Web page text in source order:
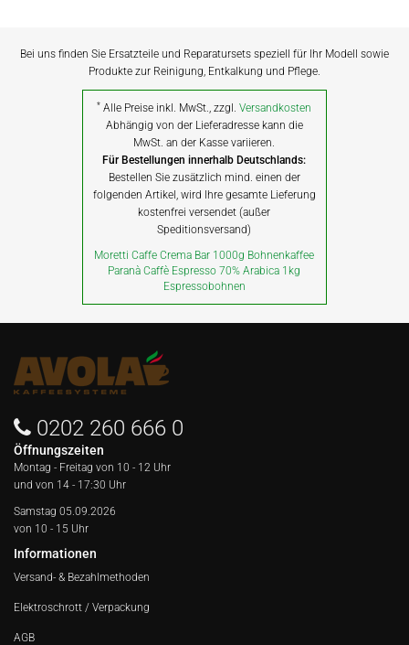
Bei uns finden Sie Ersatzteile und Reparatursets speziell für Ihr Modell sowie
Produkte zur Reinigung, Entkalkung und Pflege.
* Alle Preise inkl. MwSt., zzgl.Versandkosten
Abhängig von der Lieferadresse kann die
MwSt. an der Kasse variieren.
Für Bestellungen innerhalb Deutschlands:
Bestellen Sie zusätzlich mind. einen der
folgenden Artikel, wird Ihre gesamte Lieferung
kostenfrei versendet (außer
Speditionsversand)
Moretti Caffe Crema Bar 1000g Bohnenkaffee
Paranà Caffè Espresso 70% Arabica 1kg
Espressobohnen
0202 260 666 0
Öffnungszeiten
Montag - Freitag von 10 - 12 Uhr
und von 14 - 17:30 Uhr
Samstag 05.09.2026
von 10 - 15 Uhr
Informationen
Versand- & Bezahlmethoden
Elektroschrott / Verpackung
AGB